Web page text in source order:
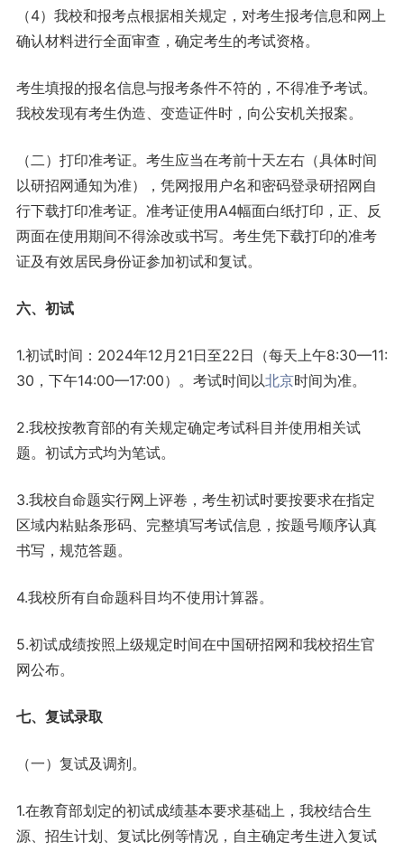
（4）我校和报考点根据相关规定，对考生报考信息和网上
确认材料进行全面审查，确定考生的考试资格。
考生填报的报名信息与报考条件不符的，不得准予考试。
我校发现有考生伪造、变造证件时，向公安机关报案。
（二）打印准考证。考生应当在考前十天左右（具体时间
以研招网通知为准），凭网报用户名和密码登录研招网自
行下载打印准考证。准考证使用A4幅面白纸打印，正、反
两面在使用期间不得涂改或书写。考生凭下载打印的准考
证及有效居民身份证参加初试和复试。
六、初试
1.初试时间：2024年12月21日至22日（每天上午8:30—11:
30，下午14:00—17:00）。考试时间以北京时间为准。
2.我校按教育部的有关规定确定考试科目并使用相关试
题。初试方式均为笔试。
3.我校自命题实行网上评卷，考生初试时要按要求在指定
区域内粘贴条形码、完整填写考试信息，按题号顺序认真
书写，规范答题。
4.我校所有自命题科目均不使用计算器。
5.初试成绩按照上级规定时间在中国研招网和我校招生官
网公布。
七、复试录取
（一）复试及调剂。
1.在教育部划定的初试成绩基本要求基础上，我校结合生
源、招生计划、复试比例等情况，自主确定考生进入复试